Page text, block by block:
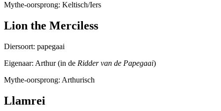
Mythe-oorsprong: Keltisch/Iers
Lion the Merciless
Diersoort: papegaai
Eigenaar: Arthur (in de Ridder van de Papegaai)
Mythe-oorsprong: Arthurisch
Llamrei